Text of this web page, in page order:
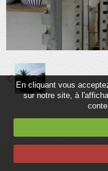
En cliquant vous
sur notre site, à